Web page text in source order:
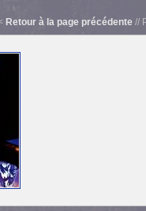
Retour à la page précédente //